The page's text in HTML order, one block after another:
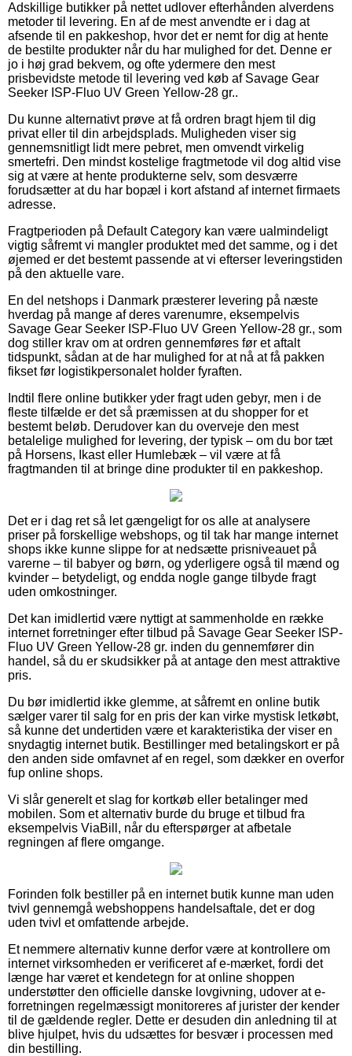
Adskillige butikker på nettet udlover efterhånden alverdens
metoder til levering. En af de mest anvendte er i dag at
afsende til en pakkeshop, hvor det er nemt for dig at hente
de bestilte produkter når du har mulighed for det. Denne er
jo i høj grad bekvem, og ofte ydermere den mest
prisbevidste metode til levering ved køb af Savage Gear
Seeker ISP-Fluo UV Green Yellow-28 gr..
Du kunne alternativt prøve at få ordren bragt hjem til dig
privat eller til din arbejdsplads. Muligheden viser sig
gennemsnitligt lidt mere pebret, men omvendt virkelig
smertefri. Den mindst kostelige fragtmetode vil dog altid vise
sig at være at hente produkterne selv, som desværre
forudsætter at du har bopæl i kort afstand af internet firmaets
adresse.
Fragtperioden på Default Category kan være ualmindeligt
vigtig såfremt vi mangler produktet med det samme, og i det
øjemed er det bestemt passende at vi efterser leveringstiden
på den aktuelle vare.
En del netshops i Danmark præsterer levering på næste
hverdag på mange af deres varenumre, eksempelvis
Savage Gear Seeker ISP-Fluo UV Green Yellow-28 gr., som
dog stiller krav om at ordren gennemføres før et aftalt
tidspunkt, sådan at de har mulighed for at nå at få pakken
fikset før logistikpersonalet holder fyraften.
Indtil flere online butikker yder fragt uden gebyr, men i de
fleste tilfælde er det så præmissen at du shopper for et
bestemt beløb. Derudover kan du overveje den mest
betalelige mulighed for levering, der typisk – om du bor tæt
på Horsens, Ikast eller Humlebæk – vil være at få
fragtmanden til at bringe dine produkter til en pakkeshop.
Det er i dag ret så let gængeligt for os alle at analysere
priser på forskellige webshops, og til tak har mange internet
shops ikke kunne slippe for at nedsætte prisniveauet på
varerne – til babyer og børn, og yderligere også til mænd og
kvinder – betydeligt, og endda nogle gange tilbyde fragt
uden omkostninger.
Det kan imidlertid være nyttigt at sammenholde en række
internet forretninger efter tilbud på Savage Gear Seeker ISP-
Fluo UV Green Yellow-28 gr. inden du gennemfører din
handel, så du er skudsikker på at antage den mest attraktive
pris.
Du bør imidlertid ikke glemme, at såfremt en online butik
sælger varer til salg for en pris der kan virke mystisk letkøbt,
så kunne det undertiden være et karakteristika der viser en
snydagtig internet butik. Bestillinger med betalingskort er på
den anden side omfavnet af en regel, som dækker en overfor
fup online shops.
Vi slår generelt et slag for kortkøb eller betalinger med
mobilen. Som et alternativ burde du bruge et tilbud fra
eksempelvis ViaBill, når du efterspørger at afbetale
regningen af flere omgange.
Forinden folk bestiller på en internet butik kunne man uden
tvivl gennemgå webshoppens handelsaftale, det er dog
uden tvivl et omfattende arbejde.
Et nemmere alternativ kunne derfor være at kontrollere om
internet virksomheden er verificeret af e-mærket, fordi det
længe har været et kendetegn for at online shoppen
understøtter den officielle danske lovgivning, udover at e-
forretningen regelmæssigt monitoreres af jurister der kender
til de gældende regler. Dette er desuden din anledning til at
blive hjulpet, hvis du udsættes for besvær i processen med
din bestilling.